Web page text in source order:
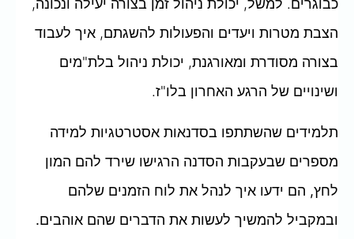
כבוגרים. למשל, יכולת ניהול זמן בצורה יעילה ונכונה,
הצבת מטרות ויעדים והפעולות להשגתם, איך לעבוד
בצורה מסודרת ומאורגנת, יכולת ניהול בלת"מים
ושינויים של הרגע האחרון בלו"ז.
תלמידים שהשתתפו בסדנאות אסטרטגיות למידה
מספרים שבעקבות הסדנה הרגישו שירד להם המון
לחץ, הם ידעו איך לנהל את לוח הזמנים שלהם
ובמקביל להמשיך לעשות את הדברים שהם אוהבים.